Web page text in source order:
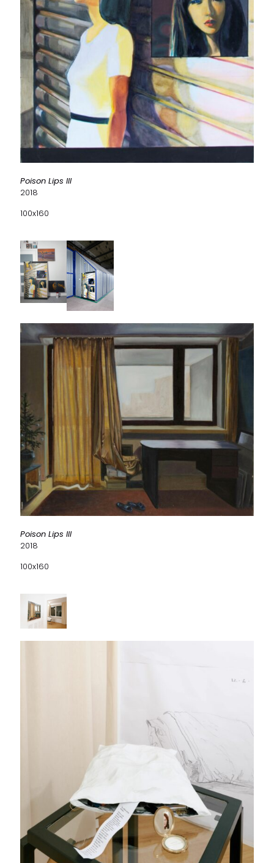
Poison Lips III
2018
100x160
Poison Lips III
2018
100x160